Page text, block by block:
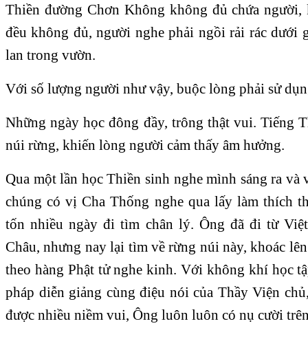
Thiền đường Chơn Không không đủ chứa người,
đều không đủ, người nghe phải ngồi rải rác dưới
lan trong vườn.
Với số lượng người như vậy, buộc lòng phải sử
Những ngày học đông đầy, trông thật vui. Tiếng
núi rừng, khiến lòng người cảm thấy âm hưởng.
Qua một lần học Thiền sinh nghe mình sáng ra
chúng có vị Cha Thống nghe qua lấy làm thích
tốn nhiều ngày đi tìm chân lý. Ông đã đi từ
Châu, nhưng nay lại tìm về rừng núi này, khoác
theo hàng Phật tử nghe kinh. Với không khí học
pháp diễn giảng cùng điệu nói của Thầy Viện
được nhiều niềm vui, Ông luôn luôn có nụ cười